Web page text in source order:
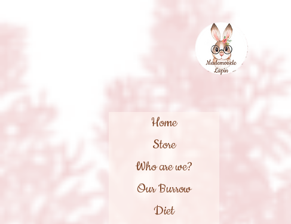
Home
Store
Who are we?
Our Burrow
Diet